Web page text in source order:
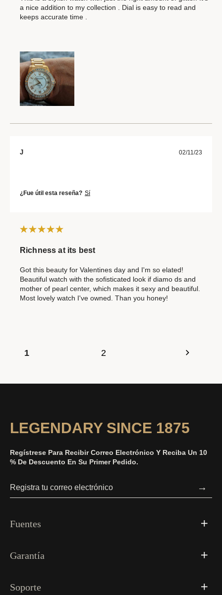
a nice addition to my collection . Dial is easy to read and
keeps accurate time .
J 02/11/23
¿Fue útil esta reseña? Sí
Richness at its best
Got this beauty for Valentines day and I'm so elated!
Beautiful watch with the sofisticated look if diamo ds and
mother of pearl center, which makes it sexy and beautiful.
Most lovely watch I've owned. Than you honey!
1 2
LEGENDARY SINCE 1875
Regístrese Para Recibir Correo Electrónico Y Reciba Un 10
% De Descuento En Su Primer Pedido.
→
Fuentes
Garantía
Soporte